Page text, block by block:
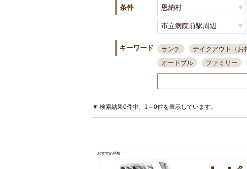
条件
キーワード ランチ テイクアウト（お
オードブル
ファミリー
接待・会食
ちょい飲み
結婚式二次会
夜10時以降入店可
県産魚
▼ 検索結果0件中、1～0件を表示しています。
おすすめ特集